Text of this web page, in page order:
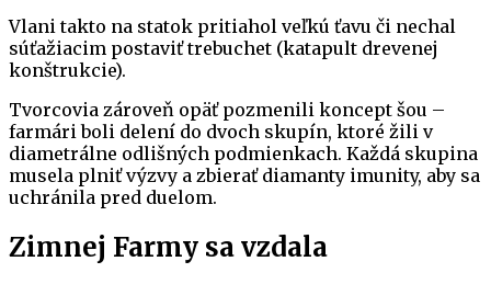
Vlani takto na statok pritiahol veľkú ťavu či nechal
súťažiacim postaviť trebuchet (katapult drevenej
konštrukcie).
Tvorcovia zároveň opäť pozmenili koncept šou –
farmári boli delení do dvoch skupín, ktoré žili v
diametrálne odlišných podmienkach. Každá skupina
musela plniť výzvy a zbierať diamanty imunity, aby sa
uchránila pred duelom.
Zimnej Farmy sa vzdala